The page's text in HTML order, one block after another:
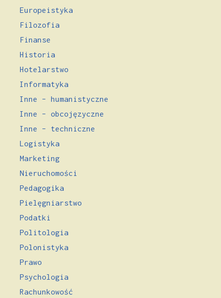
Europeistyka
Filozofia
Finanse
Historia
Hotelarstwo
Informatyka
Inne – humanistyczne
Inne – obcojęzyczne
Inne – techniczne
Logistyka
Marketing
Nieruchomości
Pedagogika
Pielęgniarstwo
Podatki
Politologia
Polonistyka
Prawo
Psychologia
Rachunkowość